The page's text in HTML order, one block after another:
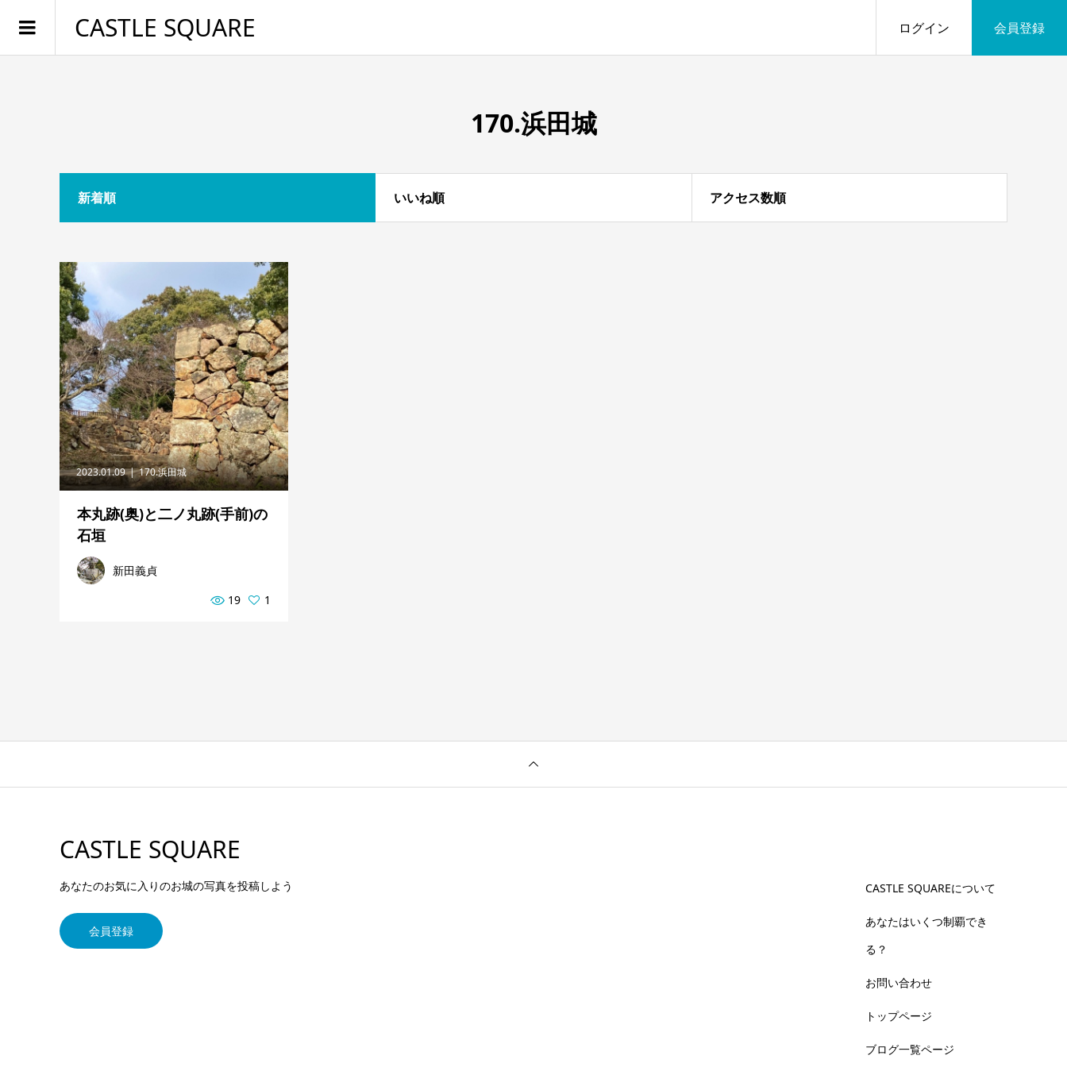
CASTLE SQUARE ログイン 会員登録
170.浜田城
新着順 いいね順 アクセス数順
2023.01.09 170.浜田城
本丸跡(奥)と二ノ丸跡(手前)の
石垣
新田義貞
19
1
CASTLE SQUARE
あなたのお気に入りのお城の写真を投稿しよう
会員登録
CASTLE SQUAREについて
あなたはいくつ制覇でき
る？
お問い合わせ
トップページ
ブログ一覧ページ